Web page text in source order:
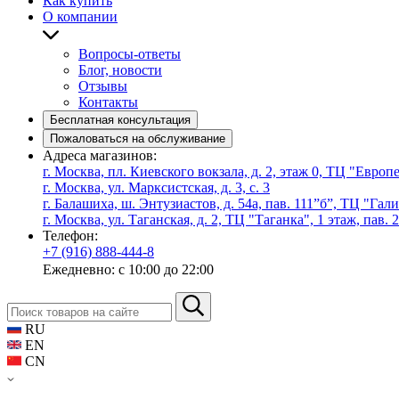
О компании
Вопросы-ответы
Блог, новости
Отзывы
Контакты
Бесплатная консультация
Пожаловаться на обслуживание
Адреса магазинов:
г. Москва, пл. Киевского вокзала, д. 2, этаж 0, ТЦ
г. Москва, ул. Марксистская, д. 3, с. 3
г. Балашиха, ш. Энтузиастов, д. 54а, пав. 111”б”, ТЦ
г. Москва, ул. Таганская, д. 2, ТЦ "Таганка", 1 этаж, пав.
Телефон:
+7 (916) 888-444-8
Ежедневно: с 10:00 до 22:00
RU
EN
CN